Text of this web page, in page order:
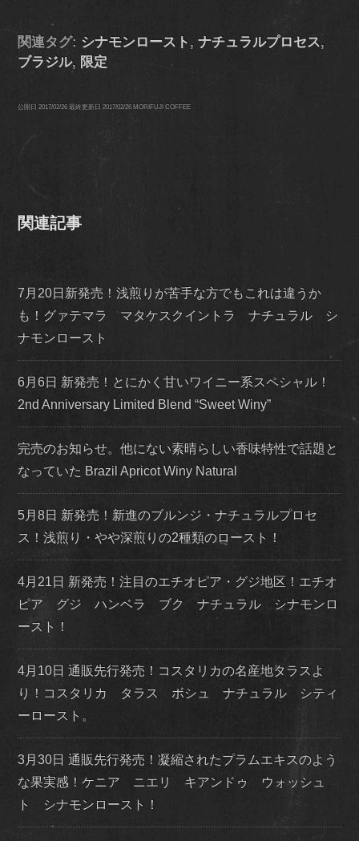
関連タグ: シナモンロースト ,ナチュラルプロセス,
ブラジル, 限定
公開日2017/02/26 最終更新日2017/02/26 MORIFUJI COFFEE
関連記事
7月20日新発売！浅煎りが苦手な方でもこれは違うか
も！グァテマラ マタケスクイントラ ナチュラル シ
ナモンロースト
6月6日 新発売！とにかく甘いワイニー系スペシャル！
2nd Anniversary Limited Blend “Sweet Winy”
完売のお知らせ。他にない素晴らしい香味特性で話題と
なっていた Brazil Apricot Winy Natural
5月8日 新発売！新進のブルンジ・ナチュラルプロセ
ス！浅煎り・やや深煎りの2種類のロースト！
4月21日 新発売！注目のエチオピア・グジ地区！エチオ
ピア グジ ハンベラ ブク ナチュラル シナモンロ
ースト！
4月10日 通販先行発売！コスタリカの名産地タラスよ
り！コスタリカ タラス ボシュ ナチュラル シティ
ーロースト。
3月30日 通販先行発売！凝縮されたプラムエキスのよう
な果実感！ケニア ニエリ キアンドゥ ウォッシュ
ト シナモンロースト！